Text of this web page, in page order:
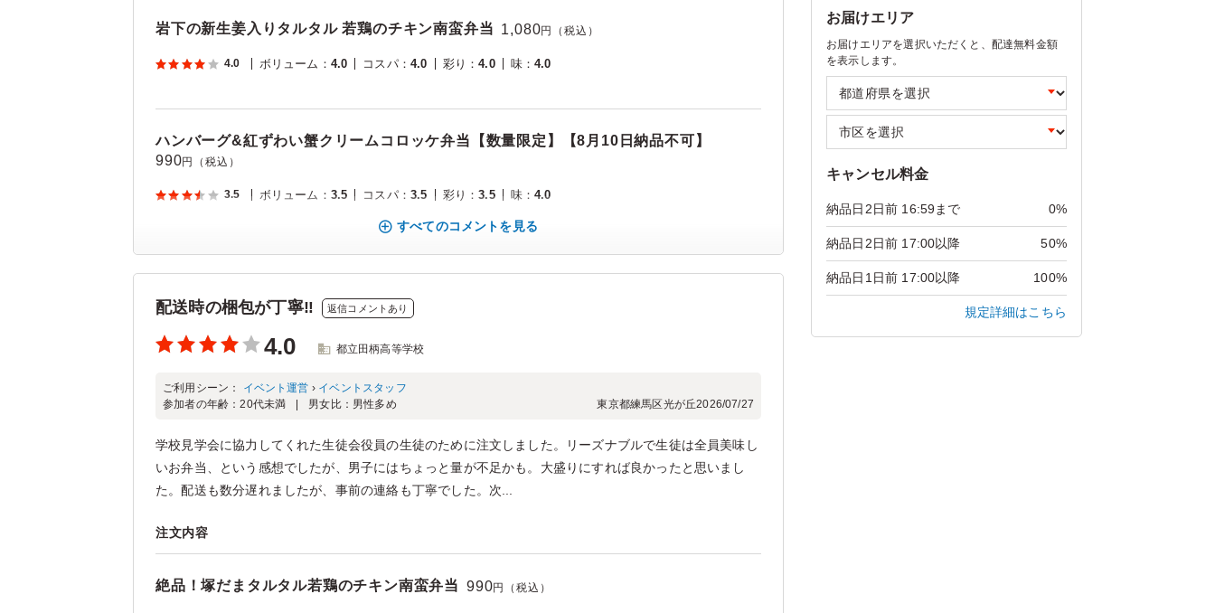
岩下の新生姜入りタルタル 若鶏のチキン南蛮弁当 1,080円（税込）
4.0 ボリューム ： 4.0 コスパ： 4.0 彩り ：4.0 味：4.0
ハンバーグ&紅ずわい蟹クリームコロッケ弁当【数量限定】【8月10日納品不可】
990円（税込）
3.5 ボリューム ： 3.5 コスパ： 3.5 彩り ：3.5 味：4.0
すべてのコメントを見る
配送時の梱包が丁寧‼️ 返信コメントあり
4.0 都立田柄高等学校
ご利用シーン： イベント運営 › イベントスタッフ
参加者の年齢：20代未満 男女比： 男性多め 東京都練馬区光が丘2026/07/27
学校見学会に協力してくれた生徒会役員の生徒のために注文しました。リーズナブルで生徒は全員美味し
いお弁当、という感想でしたが、男子にはちょっと量が不足かも。大盛りにすれば良かったと思いまし
た。配送も数分遅れましたが、事前の連絡も丁寧でした。次...
注文内容
絶品！塚だまタルタル若鶏のチキン南蛮弁当 990円（税込）
お届けエリア
お届けエリアを選択いただくと、配達無料金額
を表示します。
キャンセル料金
納品日2日前 16:59まで 0%
納品日2日前 17:00以降 50%
納品日1日前 17:00以降 100%
規定詳細はこちら